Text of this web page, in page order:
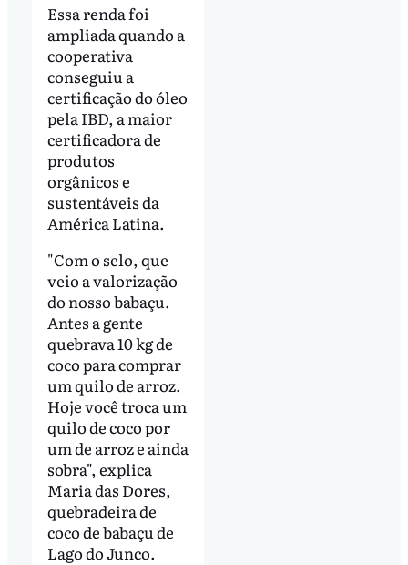
Essa renda foi
ampliada quando a
cooperativa
conseguiu a
certificação do óleo
pela IBD, a maior
certificadora de
produtos
orgânicos e
sustentáveis da
América Latina.
"Com o selo, que
veio a valorização
do nosso babaçu.
Antes a gente
quebrava 10 kg de
coco para comprar
um quilo de arroz.
Hoje você troca um
quilo de coco por
um de arroz e ainda
sobra", explica
Maria das Dores,
quebradeira de
coco de babaçu de
Lago do Junco.